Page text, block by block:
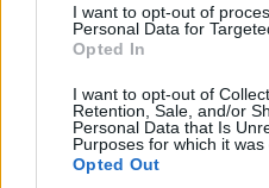
I want to opt-out of
Personal Data for
Opted In
I want to opt-out of
Retention, Sale, and/or
Personal Data that Is
Purposes for which it was
Opted Out
A különlegességeken kívül
modell is, amely
fokkal szebb, vékonyabb,
Surface Laptop 3-ban 10.
dolgozik, 13,5 hüvelykes
hüvelykes kiadás is, amibe